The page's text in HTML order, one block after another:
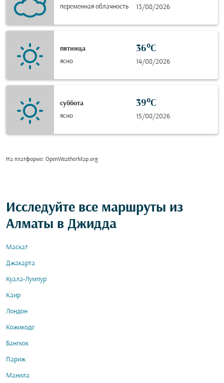
переменная облачность
13/08/2026
пятница
ясно
36°C
14/08/2026
суббота
ясно
39°C
15/08/2026
На платформе: OpenWeatherMap.org
Исследуйте все маршруты из
Алматы в Джидда
Маскат
Джакарта
Куала-Лумпур
Каир
Лондон
Кожикоде
Бангкок
Париж
Манила